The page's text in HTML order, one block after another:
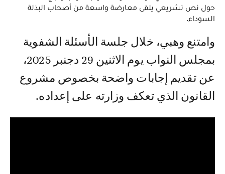
حول نص تشريعي يلقى معارضة واسعة من أصحاب البذلة
السوداء.
وامتنع وهبي، خلال جلسة الأسئلة الشفوية
بمجلس النواب يوم الاثنين 29 دجنبر 2025،
عن تقديم إجابات واضحة بخصوص مشروع
القانون الذي تعكف وزارته على إعداده.